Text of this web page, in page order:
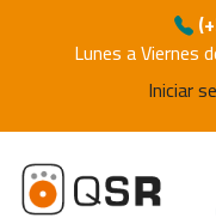
Lunes a Viernes
Iniciar